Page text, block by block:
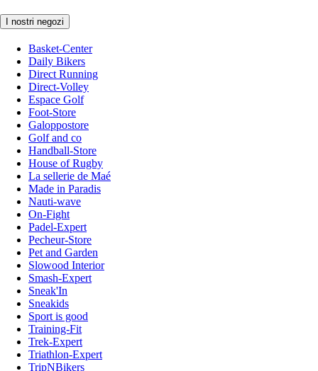
I nostri negozi
Basket-Center
Daily Bikers
Direct Running
Direct-Volley
Espace Golf
Foot-Store
Galoppostore
Golf and co
Handball-Store
House of Rugby
La sellerie de Maé
Made in Paradis
Nauti-wave
On-Fight
Padel-Expert
Pecheur-Store
Pet and Garden
Slowood Interior
Smash-Expert
Sneak'In
Sneakids
Sport is good
Training-Fit
Trek-Expert
Triathlon-Expert
TripNBikers